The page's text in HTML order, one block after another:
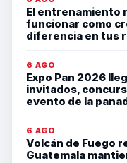
El entrenamiento
funcionar como
diferencia en tus
6 AGO
Expo Pan 2026
invitados,
evento de la
6 AGO
Volcán de Fuego
Guatemala